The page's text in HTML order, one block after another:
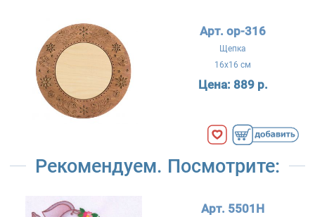
Арт. ор-316
Щепка
16x16 см
Цена: 889 р.
Рекомендуем. Посмотрите:
Арт. 5501Н